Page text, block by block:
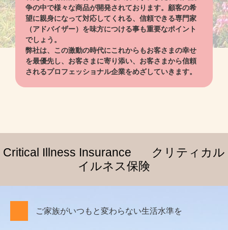
争の中で様々な商品が開発されております。顧客の希
望に親身になって対応してくれる、信頼できる専門家
（アドバイザー）を味方につける事も重要なポイント
でしょう。
弊社は、この激動の時代にこれからもお客さまの幸せ
を最優先し、お客さまに寄り添い、お客さまから信頼
されるプロフェッショナル企業をめざしていきます。
Critical Illness Insurance
クリティカル
イルネス保険
ご家族がいつもと変わらない生活水準を